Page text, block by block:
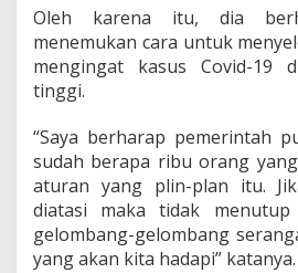
Oleh karena itu, dia
menemukan cara untuk
mengingat kasus Covid-19
tinggi.
“Saya berharap pemerintah
sudah berapa ribu orang
aturan yang plin-plan itu.
diatasi maka tidak menutup
gelombang-gelombang
yang akan kita hadapi” katanya.